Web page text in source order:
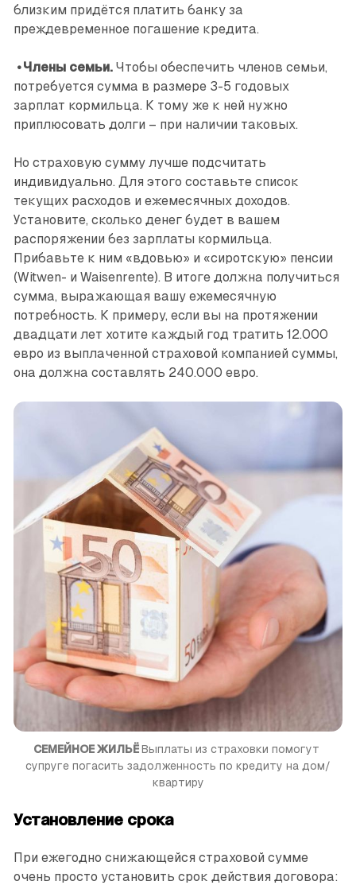
близким придётся платить банку за
преждевременное погашение кредита.
• Члены семьи.Чтобы обес­печить членов семьи,
потребуется сумма в размере 3-5 годовых
зарплат кормильца. К тому же к ней нужно
приплюсовать долги – при наличии таковых.
Но страховую сумму лучше подсчитать
индивидуально. Для этого составьте список
текущих расходов и ежемесячных доходов.
Установите, сколько денег будет в вашем
распоряжении без зарплаты кормильца.
Прибавьте к ним «вдовью» и «сиротскую» пенсии
(Witwen- и Waisenrente). В итоге должна получиться
сумма, выражающая вашу ежемесячную
потребность. К примеру, если вы на протяжении
двадцати лет хотите каждый год тратить 12.000
евро из выплаченной страховой компанией суммы,
она должна составлять 240.000 евро.
СЕМЕЙНОЕ ЖИЛЬЁ Выплаты из страховки помогут
супруге погасить задолженность по кредиту на дом/
квартиру
Установление срока
При ежегодно снижающейся страховой сумме
очень просто установить срок действия договора: